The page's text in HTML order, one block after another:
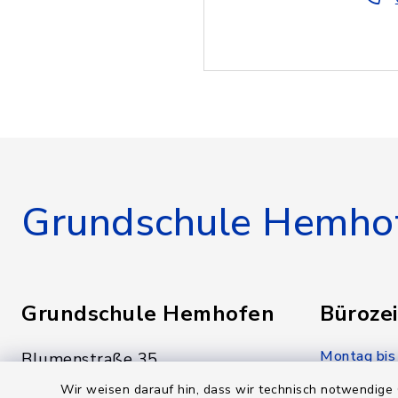
Wir weisen darauf hin, dass wir technisch
Grundschule
Grundschule Hemhofen
Blumenstraße 35
91334 Hemhofen
Montag
07:00-